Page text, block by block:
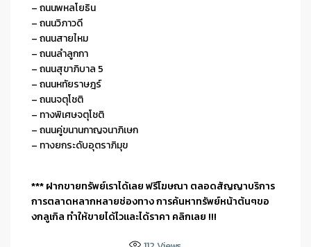
– ถนนพหลโยธิน
– ถนนวิภาวดี
– ถนนสายไหม
– ถนนลำลูกกา
– ถนนสุขาภิบาล 5
– ถนนหทัยราษฎร์
– ถนนจตุโชติ
– ทางพิเศษจตุโชติ
– ถนนคู่ขนานกาญจนาภิเษก
– ทางยกระดับอุตราภิมุข
*** ฝากขายทรัพย์เราได้เลย ฟรีโฆษณา ตลอดสัญญาบริการ
การตลาดหลากหลายช่องทาง การค้นหาทรัพย์หน้าต้นๆขอ
งกลูเกิล ทำให้ขายได้ไวและได้ราคา คลิกเลย !!!